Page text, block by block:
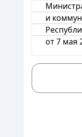
и
от 7 мая